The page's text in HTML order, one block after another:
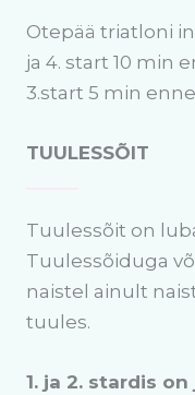
Otepää triatloni
ja 4. start 10 min
3.start 5 min
TUULESSÕIT
Tuulessõit on
Tuulessõiduga
naistel ainult
tuules.
1. ja 2. stardis